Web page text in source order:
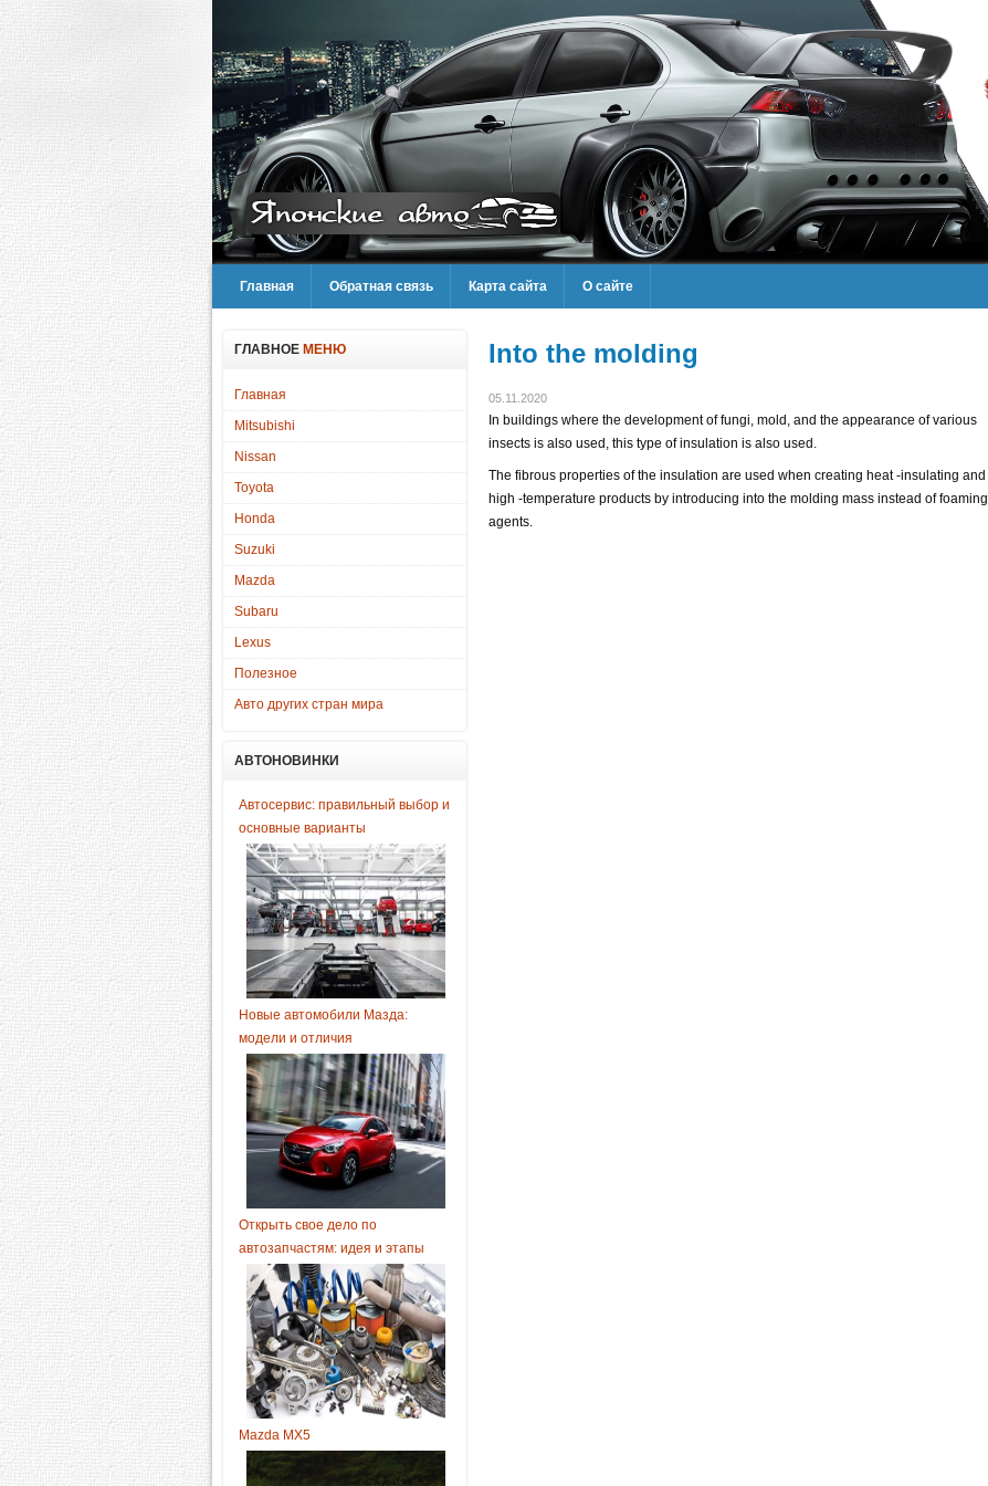
Главная Обратная связь Карта сайта О сайте
ГЛАВНОЕ МЕНЮ
Главная
Mitsubishi
Nissan
Toyota
Honda
Suzuki
Mazda
Subaru
Lexus
Полезное
Авто других стран мира
АВТОНОВИНКИ
Автосервис: правильный выбор и
основные варианты
Новые автомобили Мазда:
модели и отличия
Открыть свое дело по
автозапчастям: идея и этапы
Mazda MX5
Into the molding
05.11.2020
In buildings where the development of fungi, mold, and the appearance of various
insects is also used, this type of insulation is also used.
The fibrous properties of the insulation are used when creating heat -insulating and
high -temperature products by introducing into the molding mass instead of foaming
agents.